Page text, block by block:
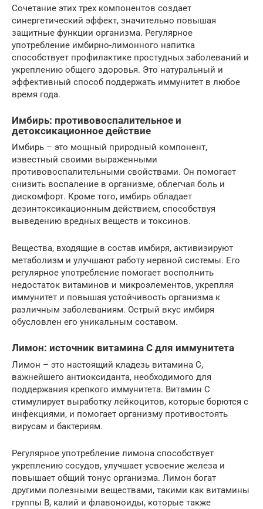
Сочетание этих трех компонентов создает
синергетический эффект, значительно повышая
защитные функции организма. Регулярное
употребление имбирно-лимонного напитка
способствует профилактике простудных заболеваний и
укреплению общего здоровья. Это натуральный и
эффективный способ поддержать иммунитет в любое
время года.
Имбирь: противовоспалительное и
детоксикационное действие
Имбирь – это мощный природный компонент,
известный своими выраженными
противовоспалительными свойствами. Он помогает
снизить воспаление в организме, облегчая боль и
дискомфорт. Кроме того, имбирь обладает
дезинтоксикационным действием, способствуя
выведению вредных веществ и токсинов.
Вещества, входящие в состав имбиря, активизируют
метаболизм и улучшают работу нервной системы. Его
регулярное употребление помогает восполнить
недостаток витаминов и микроэлементов, укрепляя
иммунитет и повышая устойчивость организма к
различным заболеваниям. Острый вкус имбиря
обусловлен его уникальным составом.
Лимон: источник витамина C для иммунитета
Лимон – это настоящий кладезь витамина C,
важнейшего антиоксиданта, необходимого для
поддержания крепкого иммунитета. Витамин C
стимулирует выработку лейкоцитов, которые борются с
инфекциями, и помогает организму противостоять
вирусам и бактериям.
Регулярное употребление лимона способствует
укреплению сосудов, улучшает усвоение железа и
повышает общий тонус организма. Лимон богат
другими полезными веществами, такими как витамины
группы B, калий и флавоноиды, которые также